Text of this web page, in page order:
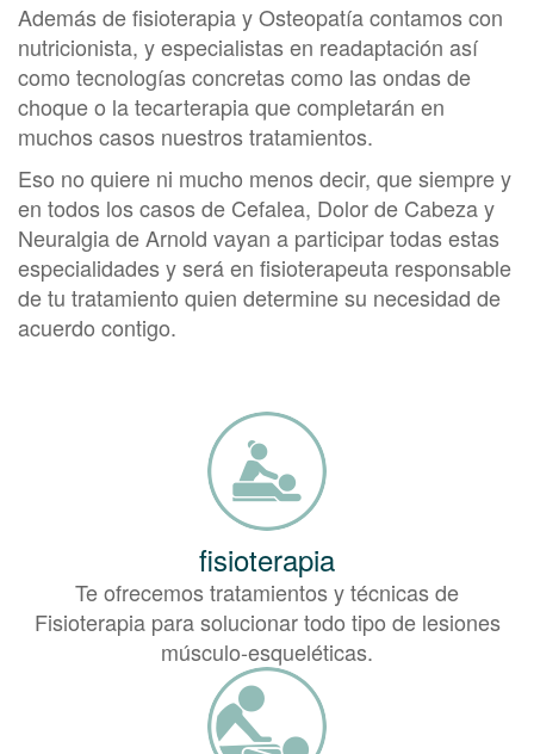
Además de fisioterapia y Osteopatía contamos con
nutricionista, y especialistas en readaptación así
como tecnologías concretas como las ondas de
choque o la tecarterapia que completarán en
muchos casos nuestros tratamientos.
Eso no quiere ni mucho menos decir, que siempre y
en todos los casos de Cefalea, Dolor de Cabeza y
Neuralgia de Arnold vayan a participar todas estas
especialidades y será en fisioterapeuta responsable
de tu tratamiento quien determine su necesidad de
acuerdo contigo.
fisioterapia
Te ofrecemos tratamientos y técnicas de
Fisioterapia para solucionar todo tipo de lesiones
músculo-esqueléticas.